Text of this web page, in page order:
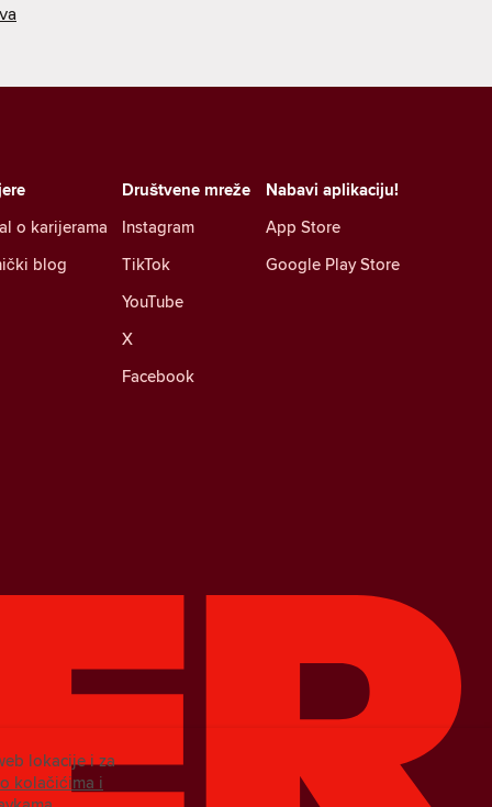
Društvene mreže
Instagram
TikTok
YouTube
X
Facebook
o karijerama
blog
Nabavi aplikaciju!
App Store
Google Play Store
lokacije i za
kolačićima i